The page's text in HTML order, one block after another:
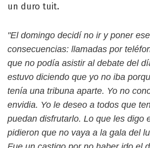
un duro tuit.
"El domingo decidí no ir y poner
consecuencias: llamadas por
que no podía asistir al debate del
estuvo diciendo que yo no iba
tenía una tribuna aparte. Yo no
envidia. Yo le deseo a todos que
puedan disfrutarlo. Lo que les digo
pidieron que no vaya a la gala del